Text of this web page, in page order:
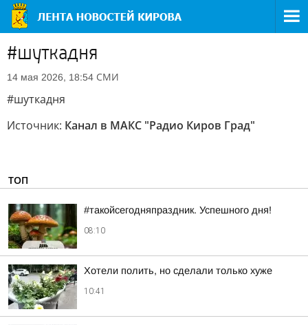
#шуткадня
14 мая 2026, 18:54 СМИ
#шуткадня
Источник: Канал в МАКС "Радио Киров Град"
ТОП
#такойсегодняпраздник. Успешного дня!
08:10
Хотели полить, но сделали только хуже
10:41